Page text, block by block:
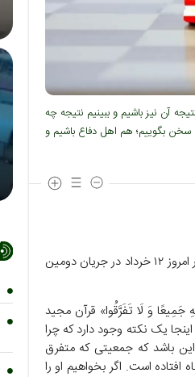
آن نیز باشیم و ببینیم نتیجه چه
بگوییم؛ هم اهل دفاع باشیم و
به گزارش صراط، محسن حاجی میرزایی رئیس دفتر رئیس جمهور امروز ۱۲ خرداد در جریان دومین
جَمِیعًا وَ لَا تَفَرَّقُوا» قرآن مجید
یک نکته وجود دارد که چرا
این باشد که جمعیتی که متفرق
افتاده است. اگر بخواهیم او را